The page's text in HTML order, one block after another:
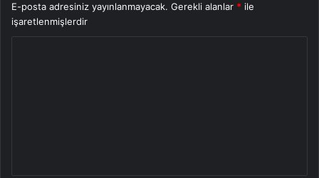
E-posta adresiniz yayınlanmayacak. Gerekli alanlar * ile
işaretlenmişlerdir